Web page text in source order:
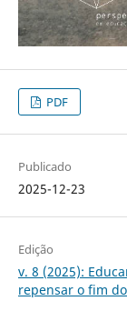
PDF
Publicado
2025-12-23
Edição
v. 8 (2025):
repensar o fim